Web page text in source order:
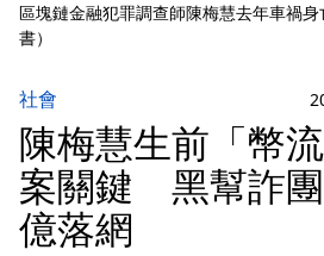
區塊鏈金融犯罪調查師陳梅慧去年車禍
書）
社會
陳梅慧生前「幣
案關鍵 黑幫詐
億落網